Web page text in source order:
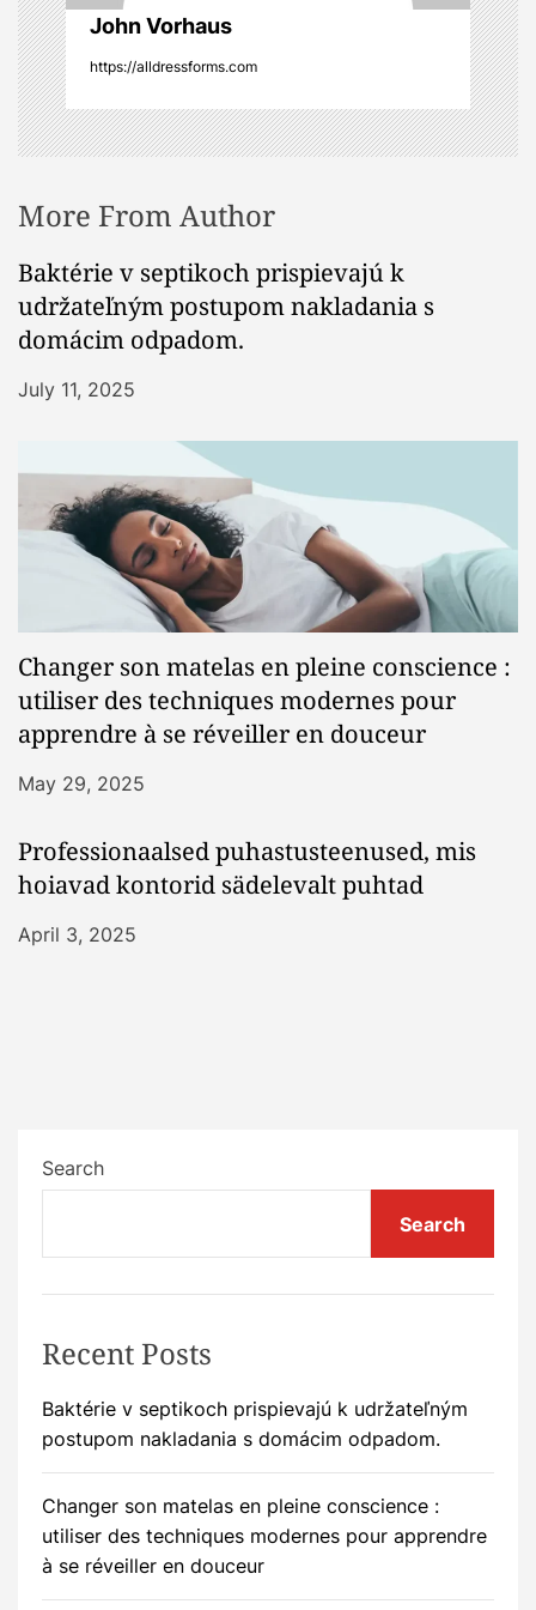
n
John Vorhaus
https://alldressforms.com
More From Author
Baktérie v septikoch prispievajú k
udržateľným postupom nakladania s
domácim odpadom.
July 11, 2025
Changer son matelas en pleine conscience :
utiliser des techniques modernes pour
apprendre à se réveiller en douceur
May 29, 2025
Professionaalsed puhastusteenused, mis
hoiavad kontorid sädelevalt puhtad
April 3, 2025
Search
Search
Recent Posts
Baktérie v septikoch prispievajú k udržateľným
postupom nakladania s domácim odpadom.
Changer son matelas en pleine conscience :
utiliser des techniques modernes pour apprendre
à se réveiller en douceur